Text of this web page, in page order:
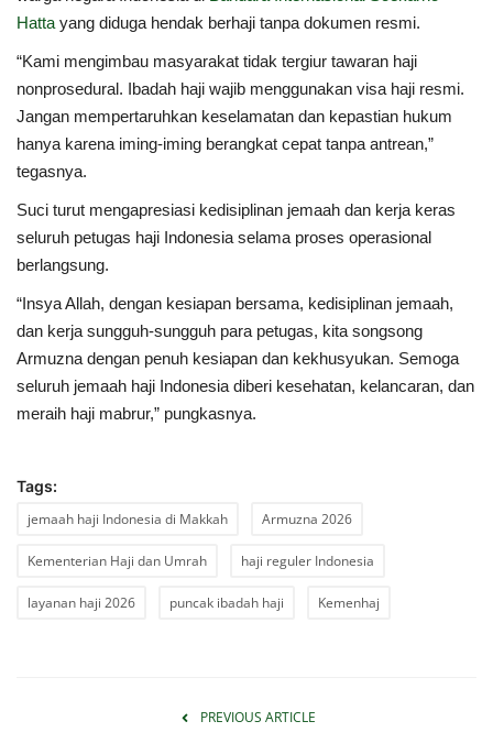
Hattayang diduga hendak berhaji tanpa dokumen resmi.
“Kami mengimbau masyarakat tidak tergiur tawaran haji
nonprosedural. Ibadah haji wajib menggunakan visa haji resmi.
Jangan mempertaruhkan keselamatan dan kepastian hukum
hanya karena iming-iming berangkat cepat tanpa antrean,”
tegasnya.
Suci turut mengapresiasi kedisiplinan jemaah dan kerja keras
seluruh petugas haji Indonesia selama proses operasional
berlangsung.
“Insya Allah, dengan kesiapan bersama, kedisiplinan jemaah,
dan kerja sungguh-sungguh para petugas, kita songsong
Armuzna dengan penuh kesiapan dan kekhusyukan. Semoga
seluruh jemaah haji Indonesia diberi kesehatan, kelancaran, dan
meraih haji mabrur,” pungkasnya.
Tags:
jemaah haji Indonesia di Makkah
Armuzna 2026
Kementerian Haji dan Umrah haji reguler Indonesia
layanan haji 2026 puncak ibadah haji Kemenhaj
PREVIOUS ARTICLE